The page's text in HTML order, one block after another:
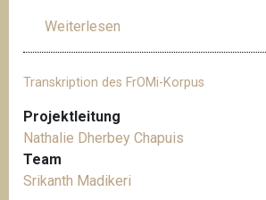
Weiterlesen
r
i
h
Transkription des FrOMi-Korpus
Projektleitung
Nathalie Dherbey Chapuis
Team
Srikanth Madikeri